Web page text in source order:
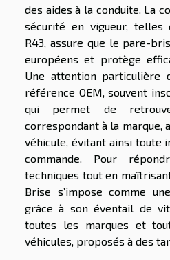
des aides à la conduite. La
sécurité en vigueur, telles
R43, assure que le pare-
européens et protège
Une attention particulière
référence OEM, souvent
qui permet de
correspondant à la marque,
véhicule, évitant ainsi toute
commande. Pour
techniques tout en
Brise s’impose comme
grâce à son éventail de
toutes les marques et
véhicules, proposés à des